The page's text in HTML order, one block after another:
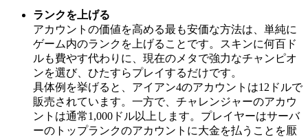
ランクを上げる
アカウントの価値を高める最も安価な方法は、単純に
ゲーム内のランクを上げることです。スキンに何百ド
ルも費やす代わりに、現在のメタで強力なチャンピオ
ンを選び、ひたすらプレイするだけです。
具体例を挙げると、アイアン4のアカウントは12ドルで
販売されています。一方で、チャレンジャーのアカウ
ントは通常1,000ドル以上します。プレイヤーはサーバ
ーのトップランクのアカウントに大金を払うことを厭